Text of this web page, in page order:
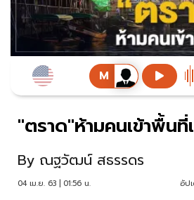
"ตราด"ห้ามคนเข้าพื้นที่
By ณฐวัฒน์ สธรรดร
04 เม.ย. 63 | 01:56 น. อัป